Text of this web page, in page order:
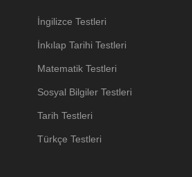
İngilizce Testleri
İnkılap Tarihi Testleri
Matematik Testleri
Sosyal Bilgiler Testleri
Tarih Testleri
Türkçe Testleri